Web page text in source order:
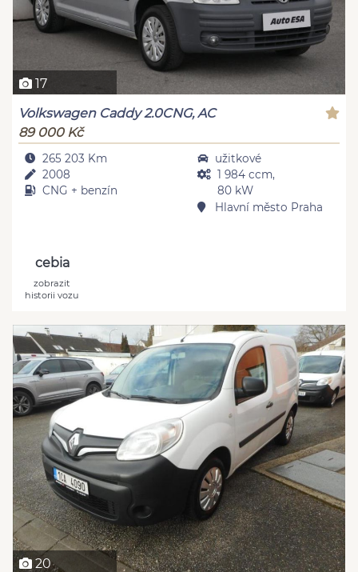
17
Volkswagen Caddy 2.0CNG, AC
89 000 Kč
265 203 Km
2008
CNG + benzín
užitkové
1 984 ccm,
80 kW
Hlavní město Praha
cebia
zobrazit
historii vozu
20